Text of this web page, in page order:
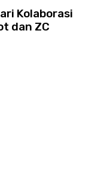
Kolaborasi
dan ZC